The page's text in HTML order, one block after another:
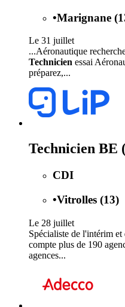
•Marignane
Le 31 juillet
...Aéronautique
Technicien essai
préparez,...
Technicien BE
CDI
•Vitrolles (13)
Le 28 juillet
Spécialiste de l'intérim
compte plus de 190
agences...